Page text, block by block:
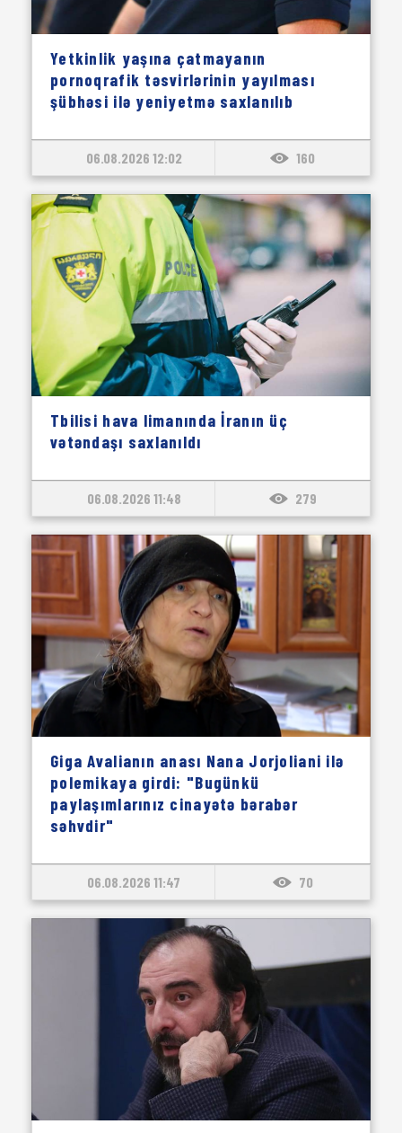
Yetkinlik yaşına çatmayanın
pornoqrafik təsvirlərinin yayılması
şübhəsi ilə yeniyetmə saxlanılıb
06.08.2026 12:02 160
Tbilisi hava limanında İranın üç
vətəndaşı saxlanıldı
06.08.2026 11:48 279
Giga Avalianın anası Nana Jorjoliani ilə
polemikaya girdi: "Bugünkü
paylaşımlarınız cinayətə bərabər
səhvdir"
06.08.2026 11:47 70